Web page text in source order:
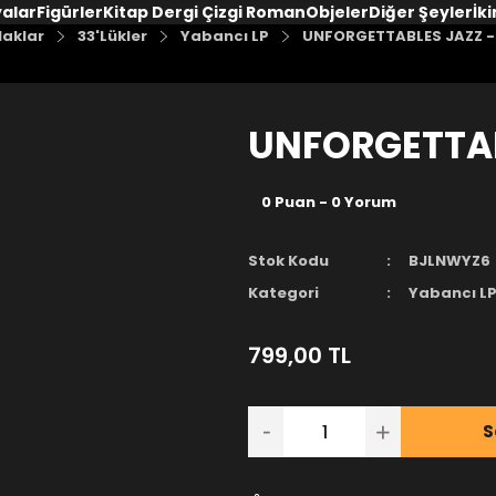
FigürlerKitap Dergi Çizgi RomanObjelerDiğer Şeyler
33'Lükler Yabancı LP UNFORGETTABLES JAZZ
0 Puan - 0 Yorum
Stok Kodu
BJLNWYZ6
Kategori
Yabancı LP
799,00 TL